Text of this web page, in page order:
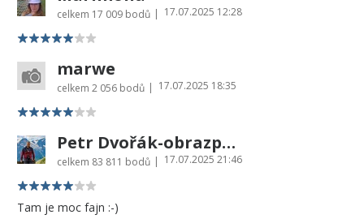
celkem 17 009 bodů | 17.07.2025 12:28
marwe
celkem 2 056 bodů | 17.07.2025 18:35
Petr Dvořák-obrazprovas.cz
celkem 83 811 bodů | 17.07.2025 21:46
Tam je moc fajn :-)